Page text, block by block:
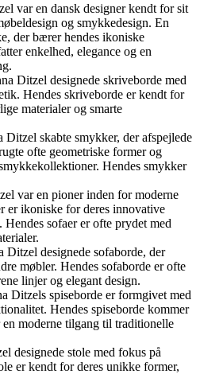
var en dansk designer kendt for sit
og smykkedesign. En
der bærer hendes ikoniske
enkelhed, elegance og en
Ditzel designede skriveborde med
Hendes skriveborde er kendt for
materialer og smarte
skabte smykker, der afspejlede
ofte geometriske former og
Hendes smykker
var en pioner inden for moderne
er ikoniske for deres innovative
sofaer er ofte prydet med
designede sofaborde, der
møbler. Hendes sofaborde er ofte
linjer og elegant design.
Ditzels spiseborde er formgivet med
Hendes spiseborde kommer
moderne tilgang til traditionelle
designede stole med fokus på
er kendt for deres unikke former,